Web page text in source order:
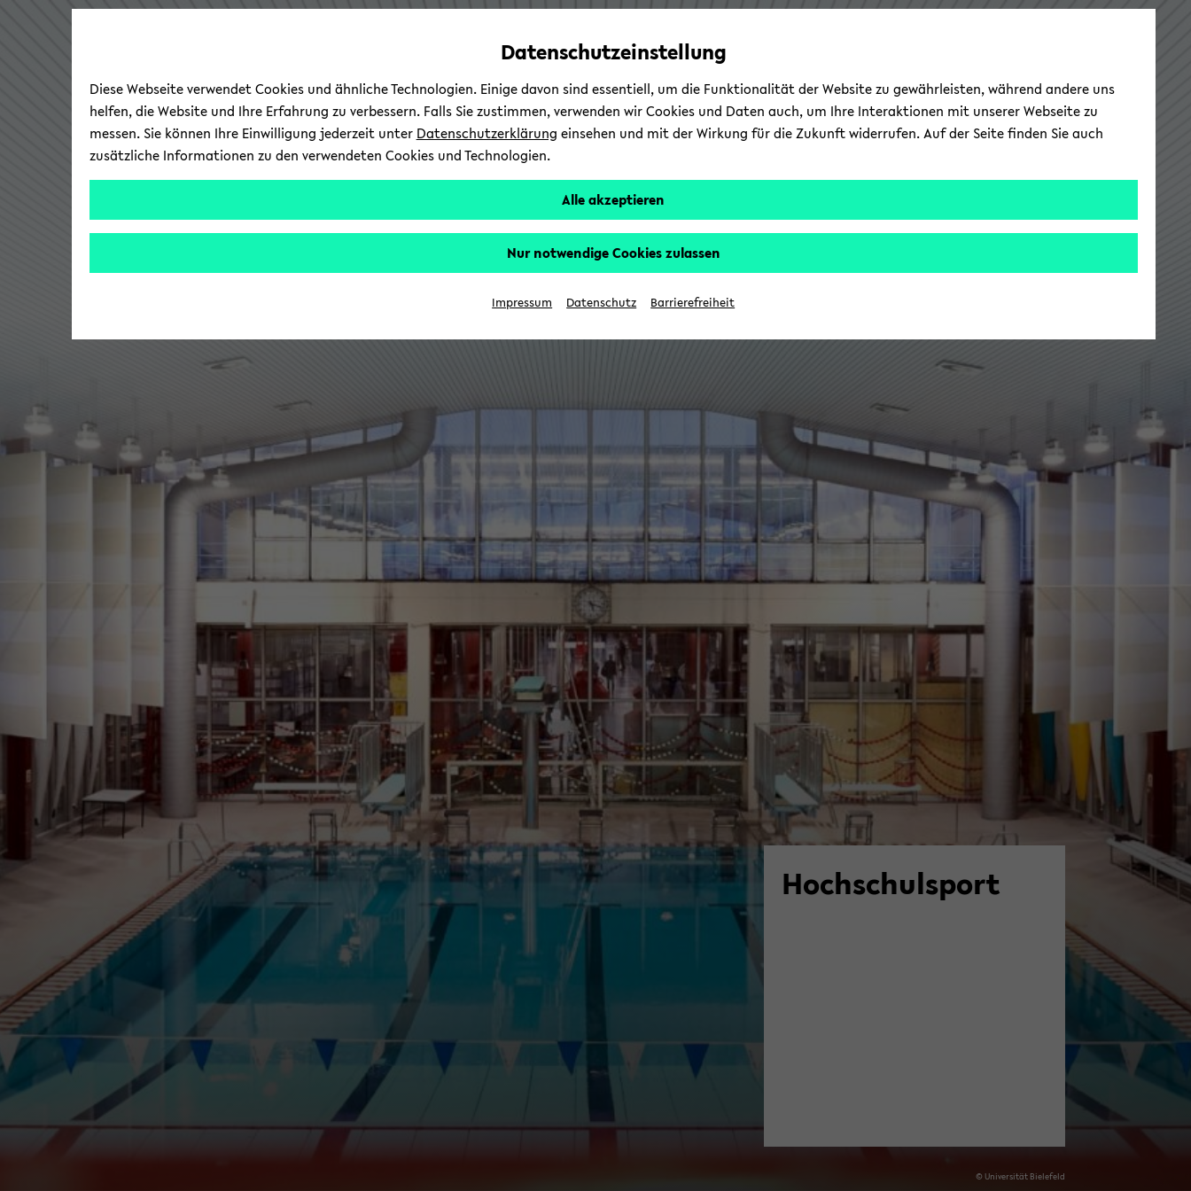
Automatische
vermeiden
zum
wechseln
zum
wechseln
zum
wechseln
Hoch­schul­sport
© Uni­ver­si­tät Bie­le­feld
Datenschutzeinstellung
Diese Webseite verwendet Cookies und ähnliche Technologien. Einige davon sind essentiell, um die Funktionalität der Website zu gewährleisten, während andere uns
helfen, die Website und Ihre Erfahrung zu verbessern. Falls Sie zustimmen, verwenden wir Cookies und Daten auch, um Ihre Interaktionen mit unserer Webseite zu
messen. Sie können Ihre Einwilligung jederzeit unter Datenschutzerklärung einsehen und mit der Wirkung für die Zukunft widerrufen. Auf der Seite finden Sie auch
zusätzliche Informationen zu den verwendeten Cookies und Technologien.
Alle akzeptieren
Nur notwendige Cookies zulassen
Impressum Datenschutz Barrierefreiheit